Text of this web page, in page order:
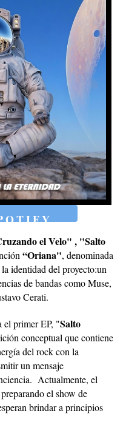
el Velo" , "Salto
“Oriana", denominada
identidad del proyecto:un
de bandas como Muse,
Cerati.
el primer EP, "Salto
conceptual que contiene
del rock con la
un mensaje
Actualmente, el
el show de
brindar a principios